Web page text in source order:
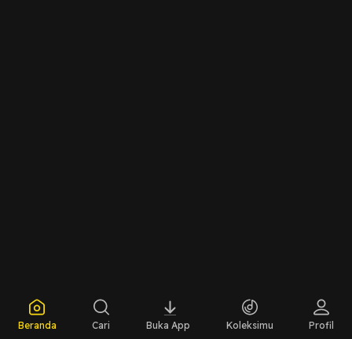
Beranda Cari Buka App Koleksimu Profil